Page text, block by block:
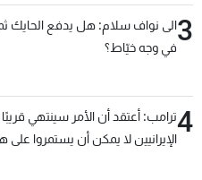
3الى نواف سلام: هل يدفع الحايك
في وجه خيّاط؟
4ترامب: أعتقد أن الأمر سينتهي
الإيرانيين لا يمكن أن يستمروا على